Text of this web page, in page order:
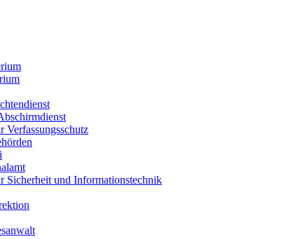
Verfassungsschutz
Sicherheit und Informationstechnik